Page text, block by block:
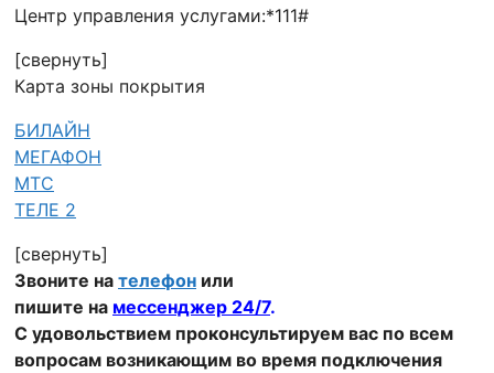
Центр управления услугами:*111#
[свернуть]
Карта зоны покрытия
БИЛАЙН
МЕГАФОН
МТС
ТЕЛЕ 2
[свернуть]
Звоните на телефон или
пишите на мессенджер 24/7.
С удовольствием проконсультируем вас по всем
вопросам возникающим во время подключения